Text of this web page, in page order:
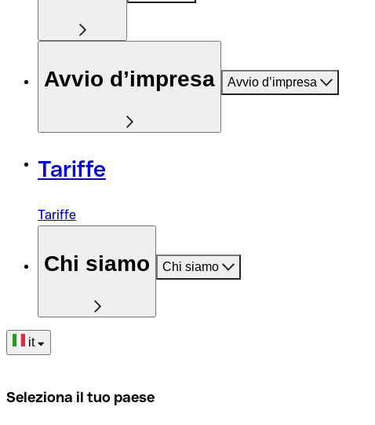
Avvio d’impresa Avvio d’impresa
Tariffe
Tariffe
Chi siamo Chi siamo
it
Seleziona il tuo paese